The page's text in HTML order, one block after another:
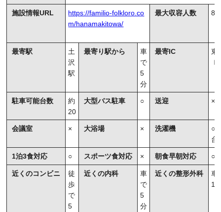
施設情報URL
https://familio-folkloro.co
m/hanamakitowa/
最大収容人数 82
最寄駅
土
沢
駅
最寄り駅から
車
で
5
分
最寄IC
東
Ｉ
駐車可能台数
約
20
大型バス駐車 ○ 送迎 ×
会議室 × 大浴場 × 洗濯機
○
台
1泊3食対応 ○ スポーツ食対応 × 朝食早朝対応 ○
近くのコンビニ
徒
歩
で
5
近くの内科
車
で
5
分
近くの整形外科
車
15